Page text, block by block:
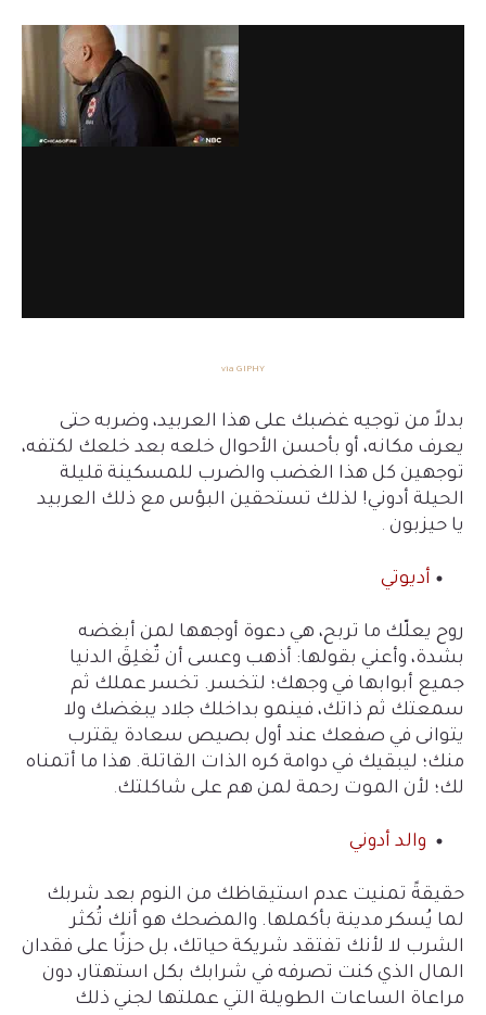
via GIPHY
بدلاً من توجيه غضبك على هذا العربيد، وضربه حتى
يعرف مكانه، أو بأحسن الأحوال خلعه بعد خلعك لكتفه،
توجهين كل هذا الغضب والضرب للمسكينة قليلة
الحيلة أدوني! لذلك تستحقين البؤس مع ذلك العربيد
يا حيزبون .
أديوتي
روح يعلّك ما تربح، هي دعوة أوجهها لمن أبغضه
بشدة، وأعني بقولها: أذهب وعسى أن تٌغلِقَ الدنيا
جميع أبوابها في وجهك؛ لتخسر. تخسر عملك ثم
سمعتك ثم ذاتك، فينمو بداخلك جلاد يبغضك ولا
يتوانى في صفعك عند أول بصيص سعادة يقترب
منك؛ ليبقيك في دوامة كره الذات القاتلة. هذا ما أتمناه
لك؛ لأن الموت رحمة لمن هم على شاكلتك.
والد أدوني
حقيقةً تمنيت عدم استيقاظك من النوم بعد شربك
لما يُسكر مدينة بأكملها. والمضحك هو أنك تُكثر
الشرب لا لأنك تفتقد شريكة حياتك، بل حزنًا على فقدان
المال الذي كنت تصرفه في شرابك بكل استهتار، دون
مراعاة الساعات الطويلة التي عملتها لجني ذلك